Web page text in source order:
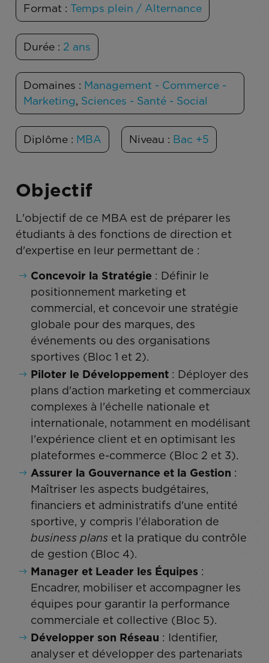
Format :Temps plein / Alternance
Durée : 2 ans
Domaines : Management - Commerce -
Marketing, Sciences - Santé - Social
Diplôme : MBA Niveau : Bac +5
Objectif
L'objectif de ce MBA est de préparer les
étudiants à des fonctions de direction et
d'expertise en leur permettant de :
Concevoir la Stratégie : Définir le
positionnement marketing et
commercial, et concevoir une stratégie
globale pour des marques, des
événements ou des organisations
sportives (Bloc 1 et 2).
Piloter le Développement : Déployer des
plans d'action marketing et commerciaux
complexes à l'échelle nationale et
internationale, notamment en modélisant
l'expérience client et en optimisant les
plateformes e-commerce (Bloc 2 et 3).
Assurer la Gouvernance et la Gestion :
Maîtriser les aspects budgétaires,
financiers et administratifs d'une entité
sportive, y compris l'élaboration de
business plans et la pratique du contrôle
de gestion (Bloc 4).
Manager et Leader les Équipes :
Encadrer, mobiliser et accompagner les
équipes pour garantir la performance
commerciale et collective (Bloc 5).
Développer son Réseau : Identifier,
analyser et développer des partenariats